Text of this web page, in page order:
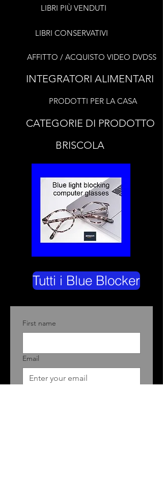
LIBRI PIÙ VENDUTI
LIBRI CONSERVATIVI
AFFITTO / ACQUISTO VIDEO DVDSS
INTEGRATORI ALIMENTARI
PRODOTTI PER LA CASA
CATEGORIE DI PRODOTTO
BRISCOLA
Tutti i Blue Blocker
First name
Email